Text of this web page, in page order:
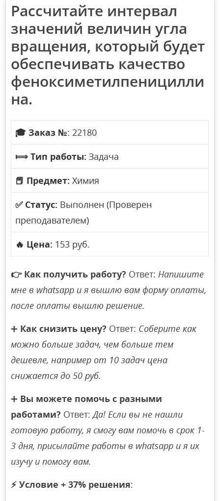
Рассчитайте интервал
значений величин угла
вращения, который будет
обеспечивать качество
феноксиметилпеницилли
на.
🎓 Заказ №: 22180
⟾ Тип работы: Задача
📕 Предмет: Химия
✅ Статус: Выполнен (Проверен
преподавателем)
🔥 Цена: 153 руб.
👉 Как получить работу? Ответ:Напишите
мне в whatsapp и я вышлю вам форму оплаты,
после оплаты вышлю решение.
➕ Как снизить цену? Ответ: Соберите как
можно больше задач, чем больше тем
дешевле, например от 10 задач цена
снижается до 50 руб.
➕ Вы можете помочь с разными
работами? Ответ:Да! Если вы не нашли
готовую работу, я смогу вам помочь в срок 1-
3 дня, присылайте работы в whatsapp и я их
изучу и помогу вам.
⚡ Условие + 37% решения: